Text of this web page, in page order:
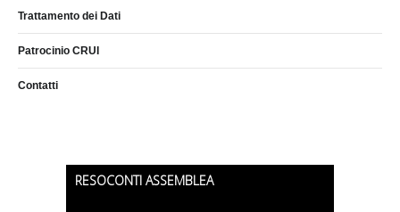
Trattamento dei Dati
Patrocinio CRUI
Contatti
RESOCONTI ASSEMBLEA